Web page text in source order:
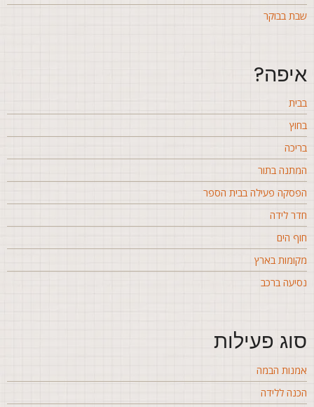
בבוקר
בתור
פעילה בבית הספר
לידה
הים
בארץ
ברכב
פעילות
הבמה
ללידה